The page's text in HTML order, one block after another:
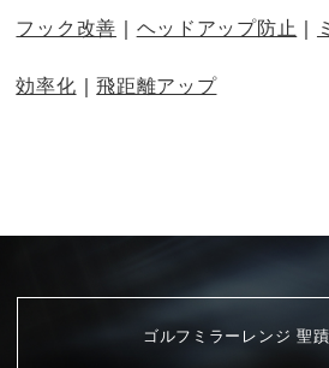
フック改善 ヘッドアップ防止
効率化 飛距離アップ
ゴルフミラーレンジ 聖